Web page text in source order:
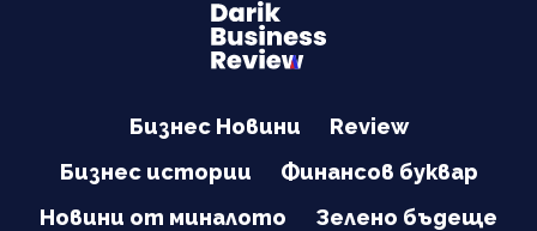
Бизнес Новини
Review
Бизнес истории
Финансов буквар
Новини от миналото
Зелено бъдеще